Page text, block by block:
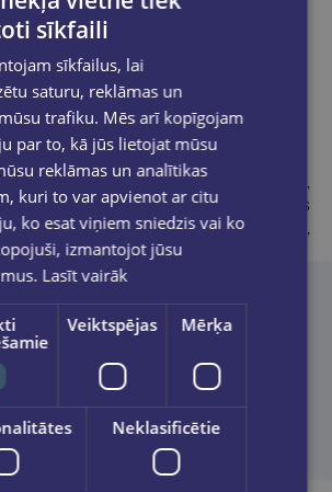
description
Šarlīna Harisair daudzu bestselleru,
par Sūkiju Stekhausu, pēc kuras
seriāls “Īstās asinis”, autore. Brīžos,
aizrautīgi lasa grāmatas.
Velga Vīgante
sīkfaili
sīkfailus, lai
saturu, reklāmas un
trafiku. Mēs arī kopīgojam
par to, kā jūs lietojat mūsu
reklāmas un analītikas
kuri to var apvienot ar citu
ko esat viņiem sniedzis vai ko
izmantojot jūsu
Lasīt vairāk
Veiktspējas Mērķa
Neklasificētie